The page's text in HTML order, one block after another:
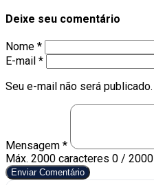
Deixe seu comentário
Nome *
E-mail *
Seu e-mail não será publicado.
Mensagem *
Máx. 2000 caracteres 0 / 2000
Enviar Comentário